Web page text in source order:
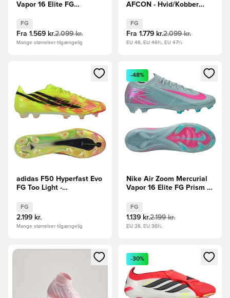
Vapor 16 Elite FG
FG
Fra 1.569 kr.2.099 kr.
Mange størrelser tilgængelig
AFCON - Hvid/Kobber
FG
Fra 1.779 kr.2.099 kr.
EU 46, EU 46½, EU 47½
Åbner en Modal til at logge ind eller tilmelde dig som
adidas F50 Hyperfast Evo
FG Too Light -
EDITION
FG
2.199 kr.
Mange størrelser tilgængelig
Åbner en Modal til at logge
-48%
Nike Air Zoom Mercurial
Vapor 16 Elite FG Prism -
FG
1.139 kr.2.199 kr.
EU 36, EU 36½
Åbner en Modal til at logge ind eller tilmelde dig som
Åbner en Modal til at logge
-30%